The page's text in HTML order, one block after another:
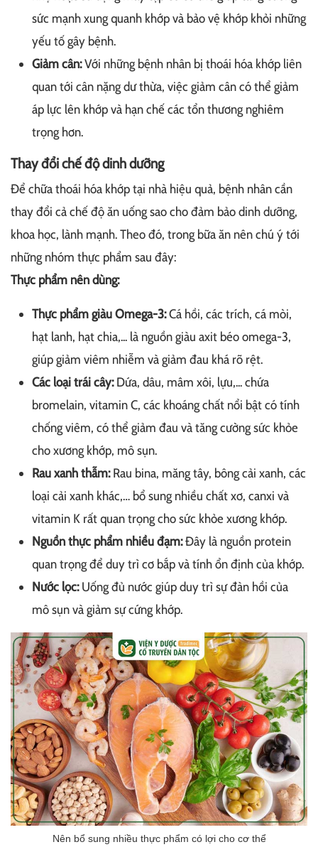
sức mạnh xung quanh khớp và bảo vệ khớp khỏi những
yếu tố gây bệnh.
Giảm cân:Với những bệnh nhân bị thoái hóa khớp liên
quan tới cân nặng dư thừa, việc giảm cân có thể giảm
áp lực lên khớp và hạn chế các tổn thương nghiêm
trọng hơn.
Thay đổi chế độ dinh dưỡng
Để chữa thoái hóa khớp tại nhà hiệu quả, bệnh nhân cần
thay đổi cả chế độ ăn uống sao cho đảm bảo dinh dưỡng,
khoa học, lành mạnh. Theo đó, trong bữa ăn nên chú ý tới
những nhóm thực phẩm sau đây:
Thực phẩm nên dùng:
Thực phẩm giàu Omega-3:Cá hồi, các trích, cá mòi,
hạt lanh, hạt chia,... là nguồn giàu axit béo omega-3,
giúp giảm viêm nhiễm và giảm đau khá rõ rệt.
Các loại trái cây:Dứa, dâu, mâm xôi, lựu,... chứa
bromelain, vitamin C, các khoáng chất nổi bật có tính
chống viêm, có thể giảm đau và tăng cường sức khỏe
cho xương khớp, mô sụn.
Rau xanh thẫm:Rau bina, măng tây, bông cải xanh, các
loại cải xanh khác,… bổ sung nhiều chất xơ, canxi và
vitamin K rất quan trọng cho sức khỏe xương khớp.
Nguồn thực phẩm nhiều đạm:Đây là nguồn protein
quan trọng để duy trì cơ bắp và tính ổn định của khớp.
Nước lọc:Uống đủ nước giúp duy trì sự đàn hồi của
mô sụn và giảm sự cứng khớp.
Nên bổ sung nhiều thực phẩm có lợi cho cơ thể